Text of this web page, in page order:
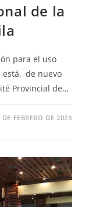
de la
para el uso
de nuevo
Provincial de…
DE FEBRERO DE 2023